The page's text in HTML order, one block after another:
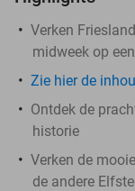
Verken
midweek op
Zie hier de
Ontdek de
historie
Verken de
de andere